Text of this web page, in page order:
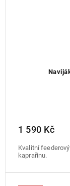
1 590 Kč
Kvalitní
kaprařinu.